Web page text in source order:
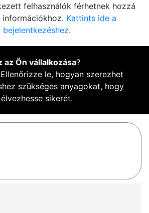
felhasználók férhetnek hozzá
információkhoz. Kattints ide a
bejelentkezéshez.
az Ön vállalkozása?
Ellenőrizze le, hogyan szerezhet
szükséges anyagokat, hogy
élvezhesse sikerét.